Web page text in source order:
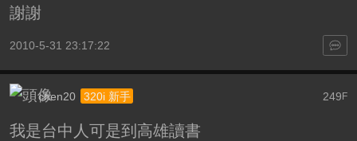
謝謝
2010-5-31 23:17:22
249F
chen20 320i 新手
我是台中人可是到高雄讀書